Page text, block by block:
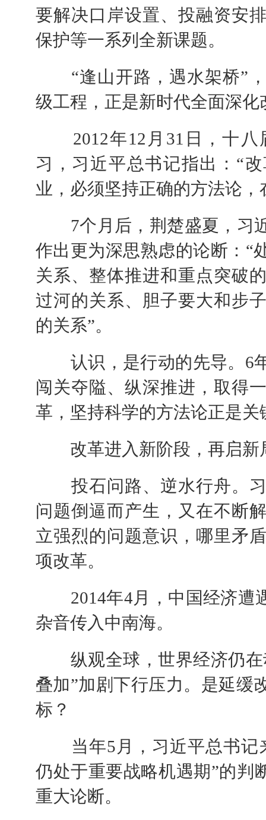
要解决口岸设置、投融资安
保护等一系列全新课题。
“逢山开路，遇水架桥”，
级工程，正是新时代全面深
2012年12月31日，十八
习，习近平总书记指出：“
业，必须坚持正确的方法论
7个月后，荆楚盛夏，习
作出更为深思熟虑的论断：“
关系、整体推进和重点突破
过河的关系、胆子要大和步
的关系”。
认识，是行动的先导。6
闯关夺隘、纵深推进，取得
革，坚持科学的方法论正是关
改革进入新阶段，再启新
投石问路、逆水行舟。习
问题倒逼而产生，又在不断
立强烈的问题意识，哪里矛
项改革。
2014年4月，中国经济遭
杂音传入中南海。
纵观全球，世界经济仍在
叠加”加剧下行压力。是延缓
标？
当年5月，习近平总书记
仍处于重要战略机遇期”的判
重大论断。